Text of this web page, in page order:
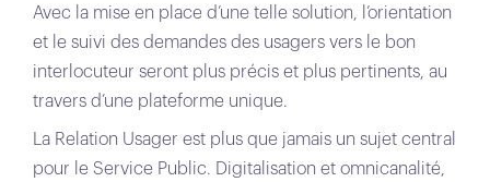
Avec la mise en place d’une telle solution, l’orientation
et le suivi des demandes des usagers vers le bon
interlocuteur seront plus précis et plus pertinents, au
travers d’une plateforme unique.
La Relation Usager est plus que jamais un sujet central
pour le Service Public. Digitalisation et omnicanalité,